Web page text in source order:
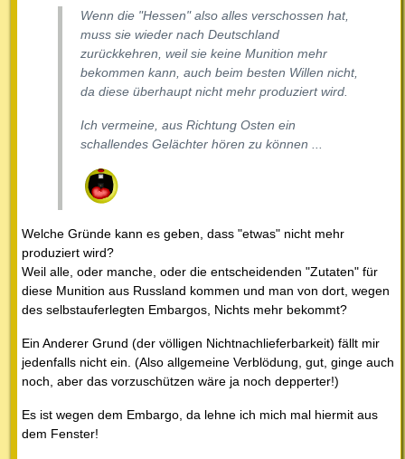
Wenn die "Hessen" also alles verschossen hat,
muss sie wieder nach Deutschland
zurückkehren, weil sie keine Munition mehr
bekommen kann, auch beim besten Willen nicht,
da diese überhaupt nicht mehr produziert wird.
Ich vermeine, aus Richtung Osten ein
schallendes Gelächter hören zu können ...
Welche Gründe kann es geben, dass "etwas" nicht mehr
produziert wird?
Weil alle, oder manche, oder die entscheidenden "Zutaten" für
diese Munition aus Russland kommen und man von dort, wegen
des selbstauferlegten Embargos, Nichts mehr bekommt?
Ein Anderer Grund (der völligen Nichtnachlieferbarkeit) fällt mir
jedenfalls nicht ein. (Also allgemeine Verblödung, gut, ginge auch
noch, aber das vorzuschützen wäre ja noch depperter!)
Es ist wegen dem Embargo, da lehne ich mich mal hiermit aus
dem Fenster!